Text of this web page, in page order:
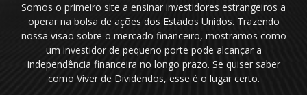
Somos o primeiro site a ensinar investidores estrangeiros a
operar na bolsa de ações dos Estados Unidos. Trazendo
nossa visão sobre o mercado financeiro, mostramos como
um investidor de pequeno porte pode alcançar a
independência financeira no longo prazo. Se quiser saber
como Viver de Dividendos, esse é o lugar certo.